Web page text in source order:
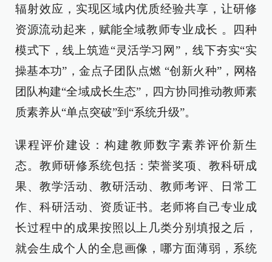
辐射效应，实现区域内优质经验共享，让研修
资源流动起来，赋能全域教师专业成长 。四种
模式下，线上筑造“灵活学习网”，线下夯实“实
操基本功”，金点子团队点燃 “创新火种”，网格
团队构建“全域成长生态”，四方协同推动教师素
质素养从“单点突破”到“系统升级”。
课程评价建设：构建教师数字素养评价新生
态。教师研修系统包括：荣誉奖项、教科研成
果、教学活动、教研活动、教师考评、日常工
作、科研活动、资质证书。老师将自己专业成
长过程中的成果按照以上几类分别填报之后，
就会生成个人的全息画像，哪方面薄弱，系统